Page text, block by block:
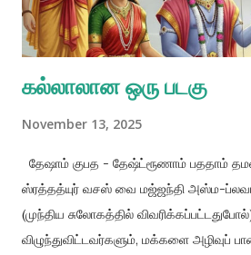
காரணமாகும் என்பதை ஒருவன் மிக நன்றாக
கொள்ளவேண்டும். பகவத்கீதையிலும் (3.9)
கல்லாலான ஒரு படகு
November 13, 2025
தேஷாம் குபத - தேஷ்ட்ரூணாம் பததாம்
ஸ்ரத்தத்யுர் வசஸ் வை மஜ்ஜந்தி அஸ்ம-
(முந்திய சுலோகத்தில்
விழுந்துவிட்டவர்களும், மக்களை அழிவுப்